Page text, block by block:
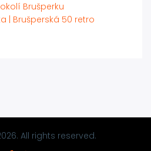
Brušperku
| Brušperská 50 retro
All rights reserved.